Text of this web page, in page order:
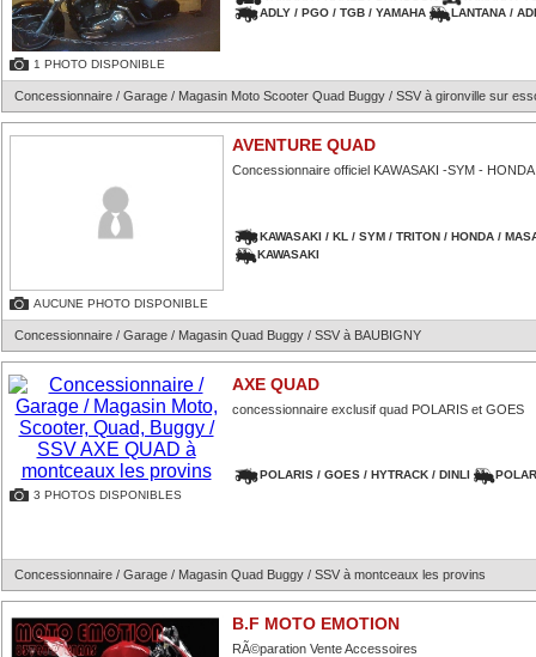
1 PHOTO DISPONIBLE
ADLY / PGO / TGB / YAMAHA
LANTANA /
Concessionnaire / Garage / Magasin Moto Scooter Quad Buggy / SSV à gironville sur
AUCUNE PHOTO DISPONIBLE
AVENTURE QUAD
Concessionnaire officiel KAWASAKI -SYM - HONDA
KAWASAKI / KL / SYM / TRITON / HONDA /
KAWASAKI
Concessionnaire / Garage / Magasin Quad Buggy / SSV à BAUBIGNY
3 PHOTOS DISPONIBLES
AXE QUAD
concessionnaire exclusif quad POLARIS et GOES
POLARIS / GOES / HYTRACK / DINLI
Concessionnaire / Garage / Magasin Quad Buggy / SSV à montceaux les provins
B.F MOTO EMOTION
RÃ©paration Vente Accessoires